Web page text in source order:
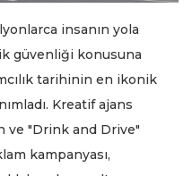
insanın yola
güvenliği konusuna
tarihinin en ikonik
Kreatif ajans
ve "Drink and Drive"
kampanyası,